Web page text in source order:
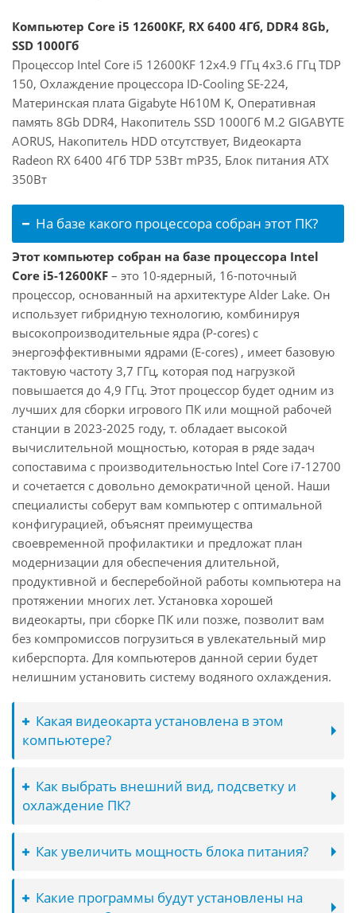
Компьютер Core i5 12600KF, RX 6400 4Гб, DDR4 8Gb,
SSD 1000Гб
Процессор Intel Core i5 12600KF 12x4.9 ГГц 4x3.6 ГГц TDP
150, Охлаждение процессора ID-Cooling SE-224,
Материнская плата Gigabyte H610M K, Оперативная
память 8Gb DDR4, Накопитель SSD 1000Гб M.2 GIGABYTE
AORUS, Накопитель HDD отсутствует, Видеокарта
Radeon RX 6400 4Гб TDP 53Вт mP35, Блок питания ATX
350Вт
На базе какого процессора собран этот ПК?
Этот компьютер собран на базе процессора Intel
Core i5-12600KF – это 10-ядерный, 16-поточный
процессор, основанный на архитектуре Alder Lake. Он
использует гибридную технологию, комбинируя
высокопроизводительные ядра (P-cores) с
энергоэффективными ядрами (E-cores) , имеет базовую
тактовую частоту 3,7 ГГц, которая под нагрузкой
повышается до 4,9 ГГц. Этот процессор будет одним из
лучших для сборки игрового ПК или мощной рабочей
станции в 2023-2025 году, т. обладает высокой
вычислительной мощностью, которая в ряде задач
сопоставима с производительностью Intel Core i7-12700
и сочетается с довольно демократичной ценой. Наши
специалисты соберут вам компьютер с оптимальной
конфигурацией, объяснят преимущества
своевременной профилактики и предложат план
модернизации для обеспечения длительной,
продуктивной и бесперебойной работы компьютера на
протяжении многих лет. Установка хорошей
видеокарты, при сборке ПК или позже, позволит вам
без компромиссов погрузиться в увлекательный мир
киберспорта. Для компьютеров данной серии будет
нелишним установить систему водяного охлаждения.
Какая видеокарта установлена в этом
компьютере?
Как выбрать внешний вид, подсветку и
охлаждение ПК?
Как увеличить мощность блока питания?
Какие программы будут установлены на